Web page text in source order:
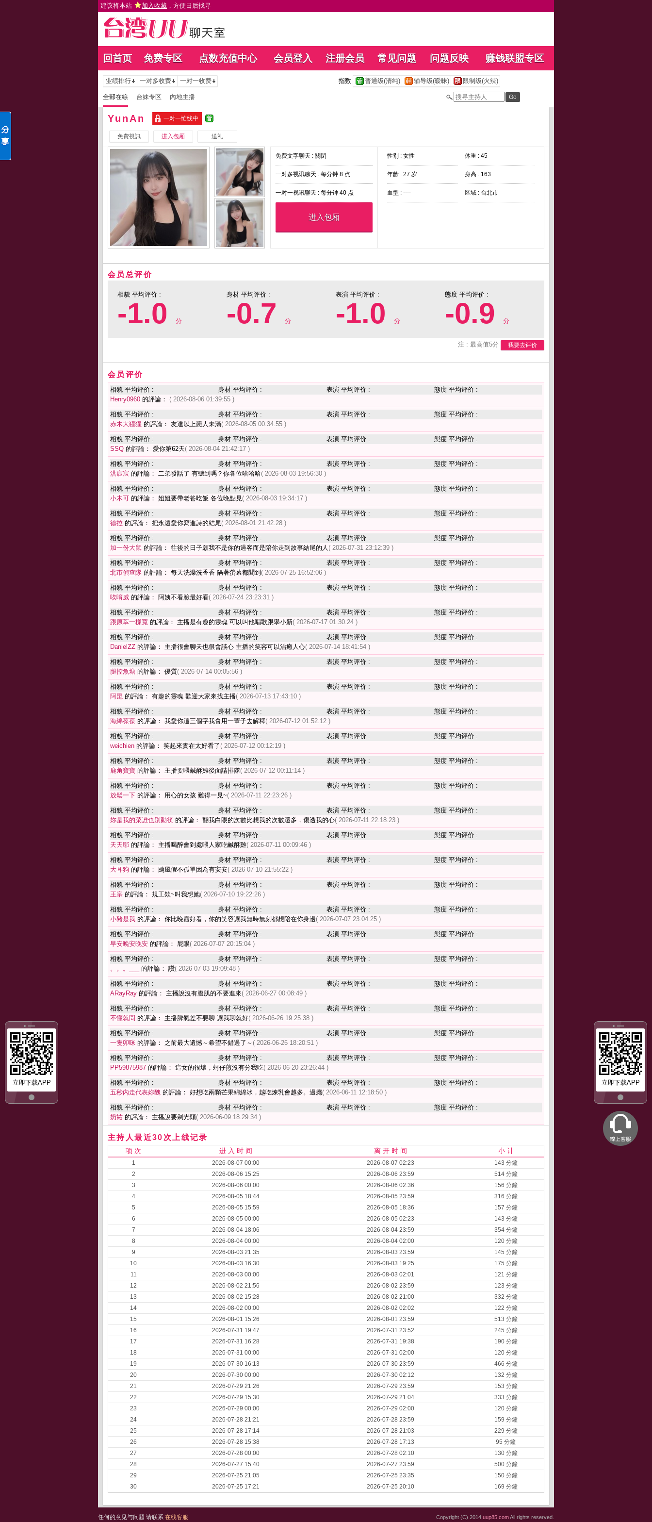
建议将本站 加入收藏 ，方便日后找寻
回首页 免费专区 点数充值中心 会员登入 注册会员 常见问题 问题反映 赚钱联盟专区
立即下载APP
立即下载APP
业绩排行 一对多收费 一对一收费 指数 普通级(清纯) 辅导级(暧昧) 限制级(火辣)
全部在線 台妹专区 內地主播
YunAn 一对一忙线中
免費視訊 进入包厢 送礼
免费文字聊天 : 關閉
一对多视讯聊天 : 每分钟 8 点
一对一视讯聊天 : 每分钟 40 点
进入包厢
性别 : 女性 体重 : 45
年龄 : 27 岁 身高 : 163
血型 : ---- 区域 : 台北市
会员总评价
相貌 平均评价 :
-1.0 分
身材 平均评价 :
-0.7 分
表演 平均评价 :
-1.0 分
態度 平均评价 :
-0.9 分
注 : 最高值5分 我要去评价
会员评价
相貌 平均评价 : 身材 平均评价 : 表演 平均评价 :
態度 平均评价 :
Henry0960 的評論： ( 2026-08-06 01:39:55 )
相貌 平均评价 : 身材 平均评价 : 表演 平均评价 :
態度 平均评价 :
赤木大猩猩 的評論： 友達以上戀人未滿( 2026-08-05 00:34:55 )
相貌 平均评价 : 身材 平均评价 : 表演 平均评价 :
態度 平均评价 :
SSQ 的評論： 愛你第62天( 2026-08-04 21:42:17 )
相貌 平均评价 : 身材 平均评价 : 表演 平均评价 :
態度 平均评价 :
洪宸宸 的評論： 二弟發話了 有聽到嗎？你各位哈哈哈( 2026-08-03 19:56:30 )
相貌 平均评价 : 身材 平均评价 : 表演 平均评价 :
態度 平均评价 :
小木可 的評論： 姐姐要帶老爸吃飯 各位晚點見( 2026-08-03 19:34:17 )
相貌 平均评价 : 身材 平均评价 : 表演 平均评价 :
態度 平均评价 :
德拉 的評論： 把永遠愛你寫進詩的結尾( 2026-08-01 21:42:28 )
相貌 平均评价 : 身材 平均评价 : 表演 平均评价 :
態度 平均评价 :
加一份大鼠 的評論： 往後的日子願我不是你的過客而是陪你走到故事結尾的人 ( 2026-07-31 23:12:39 )
相貌 平均评价 : 身材 平均评价 : 表演 平均评价 :
態度 平均评价 :
北市偵查隊 的評論： 每天洗澡洗香香 隔著螢幕都聞到 ( 2026-07-25 16:52:06 )
相貌 平均评价 : 身材 平均评价 : 表演 平均评价 :
態度 平均评价 :
唉唷威 的評論： 阿姨不看臉最好看( 2026-07-24 23:23:31 )
相貌 平均评价 : 身材 平均评价 : 表演 平均评价 :
態度 平均评价 :
跟原萃一樣寬 的評論： 主播是有趣的靈魂 可以叫他唱歌跟學小新( 2026-07-17 01:30:24 )
相貌 平均评价 : 身材 平均评价 : 表演 平均评价 :
態度 平均评价 :
DanielZZ 的評論： 主播很會聊天也很會談心 主播的笑容可以治癒人心( 2026-07-14 18:41:54 )
相貌 平均评价 : 身材 平均评价 : 表演 平均评价 :
態度 平均评价 :
腿控魚塘 的評論： 優質( 2026-07-14 00:05:56 )
相貌 平均评价 : 身材 平均评价 : 表演 平均评价 :
態度 平均评价 :
阿毘 的評論： 有趣的靈魂 歡迎大家來找主播( 2026-07-13 17:43:10 )
相貌 平均评价 : 身材 平均评价 : 表演 平均评价 :
態度 平均评价 :
海綿葆葆 的評論： 我愛你這三個字我會用一輩子去解釋( 2026-07-12 01:52:12 )
相貌 平均评价 : 身材 平均评价 : 表演 平均评价 :
態度 平均评价 :
weichien 的評論： 笑起來實在太好看了 ( 2026-07-12 00:12:19 )
相貌 平均评价 : 身材 平均评价 : 表演 平均评价 :
態度 平均评价 :
鹿角寶寶 的評論： 主播要喂鹹酥雞後面請排隊( 2026-07-12 00:11:14 )
相貌 平均评价 : 身材 平均评价 : 表演 平均评价 :
態度 平均评价 :
放鬆一下 的評論： 用心的女孩 難得一見~( 2026-07-11 22:23:26 )
相貌 平均评价 : 身材 平均评价 : 表演 平均评价 :
態度 平均评价 :
妳是我的菜誰也別動筷 的評論： 翻我白眼的次數比想我的次數還多，傷透我的心( 2026-07-11 22:18:23 )
相貌 平均评价 : 身材 平均评价 : 表演 平均评价 :
態度 平均评价 :
天天耶 的評論： 主播喝醉會到處喂人家吃鹹酥雞( 2026-07-11 00:09:46 )
相貌 平均评价 : 身材 平均评价 : 表演 平均评价 :
態度 平均评价 :
大耳狗 的評論： 颱風假不孤單因為有安安( 2026-07-10 21:55:22 )
相貌 平均评价 : 身材 平均评价 : 表演 平均评价 :
態度 平均评价 :
王宗 的評論： 規工欸~叫我想她( 2026-07-10 19:22:26 )
相貌 平均评价 : 身材 平均评价 : 表演 平均评价 :
態度 平均评价 :
小豬是我 的評論： 你比晚霞好看，你的笑容讓我無時無刻都想陪在你身邊( 2026-07-07 23:04:25 )
相貌 平均评价 : 身材 平均评价 : 表演 平均评价 :
態度 平均评价 :
早安晚安晚安 的評論： 屁眼( 2026-07-07 20:15:04 )
相貌 平均评价 : 身材 平均评价 : 表演 平均评价 :
態度 平均评价 :
。。。___
的評論： 讚( 2026-07-03 19:09:48 )
相貌 平均评价 : 身材 平均评价 : 表演 平均评价 :
態度 平均评价 :
ARayRay 的評論： 主播說沒有腹肌的不要進來( 2026-06-27 00:08:49 )
相貌 平均评价 : 身材 平均评价 : 表演 平均评价 :
態度 平均评价 :
不懂就問 的評論： 主播脾氣差不要聊 讓我聊就好( 2026-06-26 19:25:38 )
相貌 平均评价 : 身材 平均评价 : 表演 平均评价 :
態度 平均评价 :
一隻卯咪 的評論： 之前最大遺憾～希望不錯過了～ ( 2026-06-26 18:20:51 )
相貌 平均评价 : 身材 平均评价 : 表演 平均评价 :
態度 平均评价 :
PP59875987 的評論： 這女的很壞，蚵仔煎沒有分我吃( 2026-06-20 23:26:44 )
相貌 平均评价 : 身材 平均评价 : 表演 平均评价 :
態度 平均评价 :
五秒內走代表妳醜 的評論： 好想吃兩顆芒果綿綿冰，越吃煉乳會越多。過癮( 2026-06-11 12:18:50 )
相貌 平均评价 : 身材 平均评价 : 表演 平均评价 :
態度 平均评价 :
奶祐 的評論： 主播說要剃光頭( 2026-06-09 18:29:34 )
主持人最近30次上线记录
项 次 进 入 时 间 离 开 时 间 小 计
1 2026-08-07 00:00 2026-08-07 02:23
143 分鐘
2
2026-08-06 15:25 2026-08-06 23:59
514 分鐘
3
2026-08-06 00:00 2026-08-06 02:36
156 分鐘
4
2026-08-05 18:44 2026-08-05 23:59
316 分鐘
5
2026-08-05 15:59 2026-08-05 18:36
157 分鐘
6
2026-08-05 00:00 2026-08-05 02:23
143 分鐘
7
2026-08-04 18:06 2026-08-04 23:59
354 分鐘
8
2026-08-04 00:00 2026-08-04 02:00
120 分鐘
9
2026-08-03 21:35 2026-08-03 23:59
145 分鐘
10
2026-08-03 16:30 2026-08-03 19:25
175 分鐘
11
2026-08-03 00:00 2026-08-03 02:01
121 分鐘
12
2026-08-02 21:56 2026-08-02 23:59
123 分鐘
13
2026-08-02 15:28 2026-08-02 21:00
332 分鐘
14
2026-08-02 00:00 2026-08-02 02:02
122 分鐘
15
2026-08-01 15:26 2026-08-01 23:59
513 分鐘
16
2026-07-31 19:47 2026-07-31 23:52
245 分鐘
17
2026-07-31 16:28 2026-07-31 19:38
190 分鐘
18
2026-07-31 00:00 2026-07-31 02:00
120 分鐘
19
2026-07-30 16:13 2026-07-30 23:59
466 分鐘
20
2026-07-30 00:00 2026-07-30 02:12
132 分鐘
21
2026-07-29 21:26 2026-07-29 23:59
153 分鐘
22
2026-07-29 15:30 2026-07-29 21:04
333 分鐘
23
2026-07-29 00:00 2026-07-29 02:00
120 分鐘
24
2026-07-28 21:21 2026-07-28 23:59
159 分鐘
25
2026-07-28 17:14 2026-07-28 21:03
229 分鐘
26
2026-07-28 15:38 2026-07-28 17:13
95 分鐘
27
2026-07-28 00:00 2026-07-28 02:10
130 分鐘
28
2026-07-27 15:40 2026-07-27 23:59
500 分鐘
29
2026-07-25 21:05 2026-07-25 23:35
150 分鐘
30
2026-07-25 17:21 2026-07-25 20:10 169 分鐘
任何的意见与问题 请联系 在线客服 Copyright (C) 2014 uup85.comAll rights reserved.